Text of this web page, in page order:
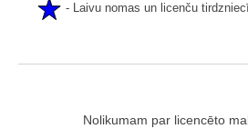
- Laivu nomas un licenču
Nolikumam par licencēto